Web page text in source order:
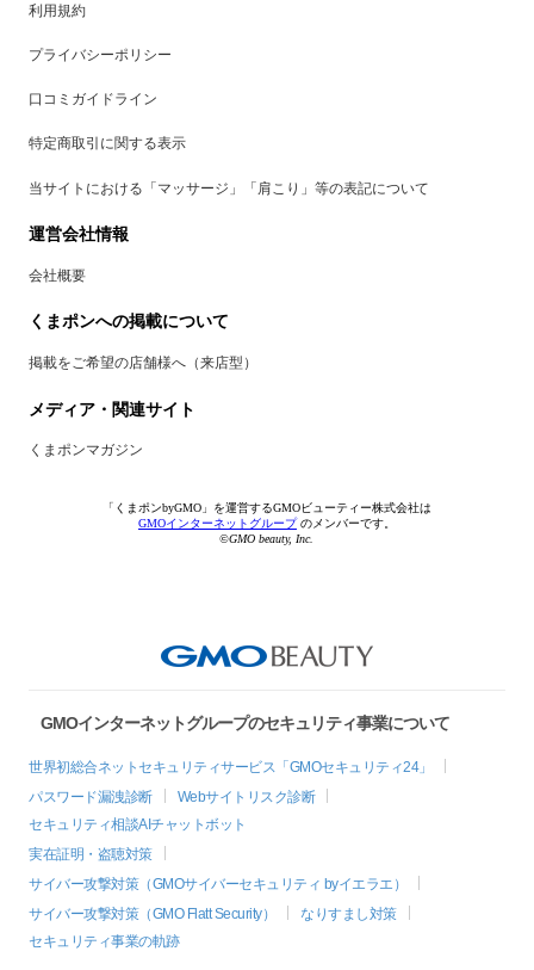
利用規約
プライバシーポリシー
口コミガイドライン
特定商取引に関する表示
当サイトにおける「マッサージ」「肩こり」等の表記について
運営会社情報
会社概要
くまポンへの掲載について
掲載をご希望の店舗様へ（来店型）
メディア・関連サイト
くまポンマガジン
「くまポンbyGMO」を運営するGMOビューティー株式会社は
GMOインターネットグループのメンバーです。
©GMO beauty, Inc.
GMOインターネットグループのセキュリティ事業について
世界初総合ネットセキュリティサービス「GMOセキュリティ24」
パスワード漏洩診断
Webサイトリスク診断
セキュリティ相談AIチャットボット
実在証明・盗聴対策
サイバー攻撃対策（GMOサイバーセキュリティ byイエラエ）
サイバー攻撃対策（GMO Flatt Security）
なりすまし対策
セキュリティ事業の軌跡